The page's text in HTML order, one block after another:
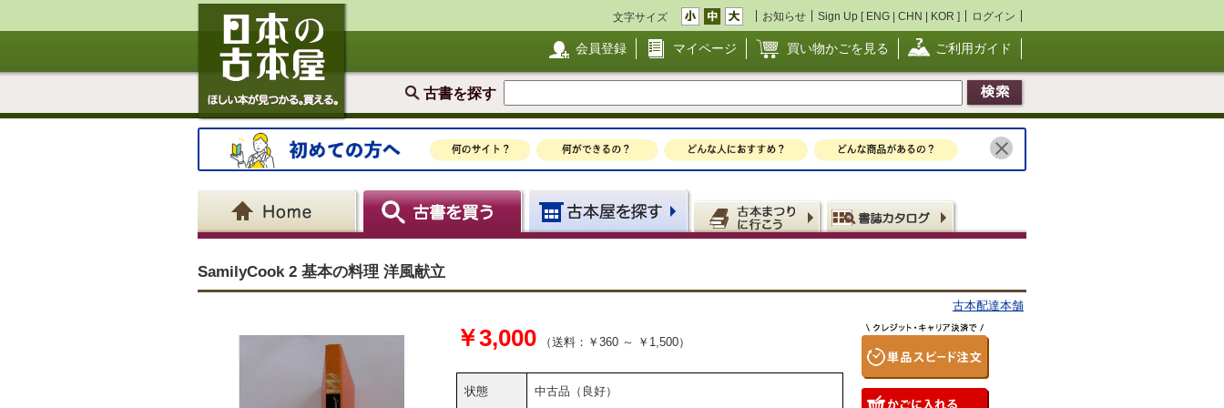
文字サイズ お知らせ Sign Up [ ENG | CHN | KOR ] ログイン
会員登録 マイページ 買い物かごを見る ご利用ガイド
古書を探す
SamilyCook 2 基本の料理 洋風献立
古本配達本舗
￥3,000 （送料：￥360 ～ ￥1,500）
状態 中古品（良好）